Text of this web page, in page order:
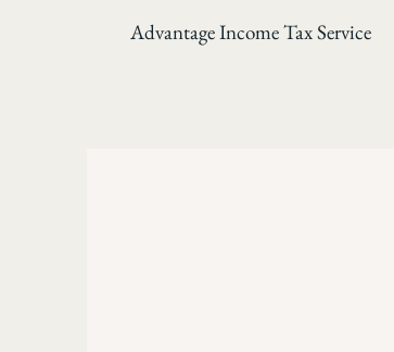
Advantage Income Tax Service